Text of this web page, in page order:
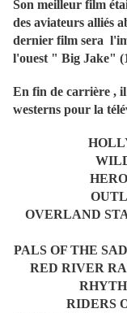
Son meilleur film
des aviateurs alliés
dernier film sera
l'ouest " Big Jake"
En fin de carrière , il
westerns pour la
OVERLAND
PALS OF THE
RED RIVER
RIDERS